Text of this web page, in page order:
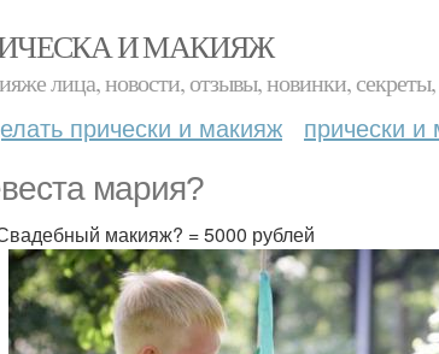
И МАКИЯЖ
лица, новости, отзывы, новинки,
прически и макияж прически
мария?
макияж? = 5000 рублей